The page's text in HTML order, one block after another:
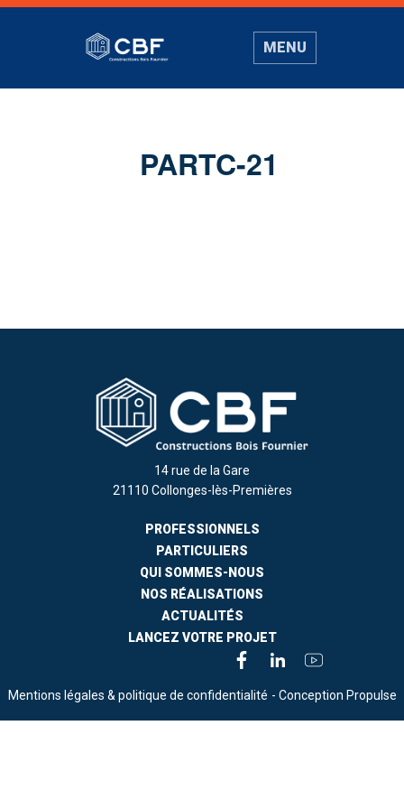
MENU
PARTC-21
14 rue de la Gare
21110 Collonges-lès-Premières
PROFESSIONNELS
PARTICULIERS
QUI SOMMES-NOUS
NOS RÉALISATIONS
ACTUALITÉS
LANCEZ VOTRE PROJET
Mentions légales & politique de confidentialité - Conception Propulse